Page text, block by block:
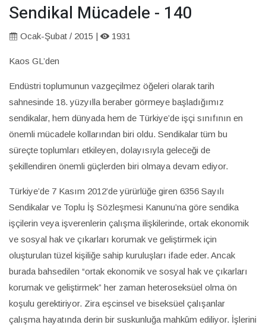
Sendikal Mücadele - 140
Ocak-Şubat / 2015 | 1931
Kaos GL’den
Endüstri toplumunun vazgeçilmez öğeleri olarak tarih
sahnesinde 18. yüzyılla beraber görmeye başladığımız
sendikalar, hem dünyada hem de Türkiye’de işçi sınıfının en
önemli mücadele kollarından biri oldu. Sendikalar tüm bu
süreçte toplumları etkileyen, dolayısıyla geleceği de
şekillendiren önemli güçlerden biri olmaya devam ediyor.
Türkiye’de 7 Kasım 2012’de yürürlüğe giren 6356 Sayılı
Sendikalar ve Toplu İş Sözleşmesi Kanunu’na göre sendika
işçilerin veya işverenlerin çalışma ilişkilerinde, ortak ekonomik
ve sosyal hak ve çıkarları korumak ve geliştirmek için
oluşturulan tüzel kişiliğe sahip kuruluşları ifade eder. Ancak
burada bahsedilen “ortak ekonomik ve sosyal hak ve çıkarları
korumak ve geliştirmek” her zaman heteroseksüel olma ön
koşulu gerektiriyor. Zira eşcinsel ve biseksüel çalışanlar
çalışma hayatında derin bir suskunluğa mahkûm ediliyor. İşlerini